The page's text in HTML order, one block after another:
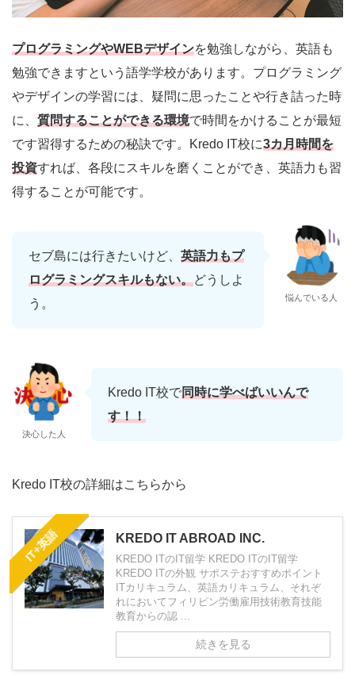
プログラミングやWEBデザインを勉強しながら、英語も
勉強できますという語学学校があります。プログラミング
やデザインの学習には、疑問に思ったことや行き詰った時
に、 質問することができる環境で時間をかけることが最短
です習得するための秘訣です。Kredo IT校に3カ月時間を
投資すれば、各段にスキルを磨くことができ、英語力も習
得することが可能です。
セブ島には行きたいけど、 英語力もプ
ログラミングスキルもない。どうしよ
う。
悩んでいる人
決心した人
Kredo IT校で同時に学べばいいんで
す！！
Kredo IT校の詳細はこちらから
IT+英語 KREDO IT ABROAD INC.
KREDO ITのIT留学 KREDO ITのIT留学
KREDO ITの外観 サポステおすすめポイント
ITカリキュラム、英語カリキュラム、それぞ
れにおいてフィリピン労働雇用技術教育技能
教育からの認 ...
続きを見る